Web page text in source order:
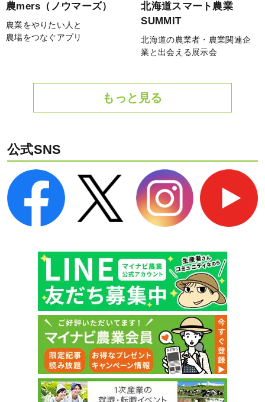
農mers（ノウマーズ）
農業をやりたい人と
農場をつなぐアプリ
北海道スマート農業
SUMMIT
北海道の農業者・農業関連企
業と出会える展示会
もっと見る
公式SNS